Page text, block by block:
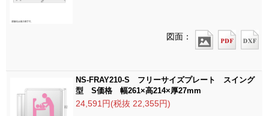
図面：
NS-FRAY210-S フリーサイズプレート スイング
型 S価格 幅261×高214×厚27mm
24,591円(税抜 22,355円)